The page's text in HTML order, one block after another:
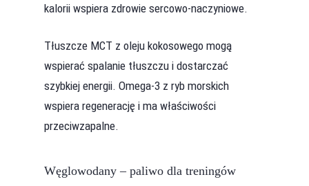
kalorii wspiera zdrowie sercowo-naczyniowe.
Tłuszcze MCT z oleju kokosowego mogą
wspierać spalanie tłuszczu i dostarczać
szybkiej energii. Omega-3 z ryb morskich
wspiera regenerację i ma właściwości
przeciwzapalne.
Węglowodany – paliwo dla treningów